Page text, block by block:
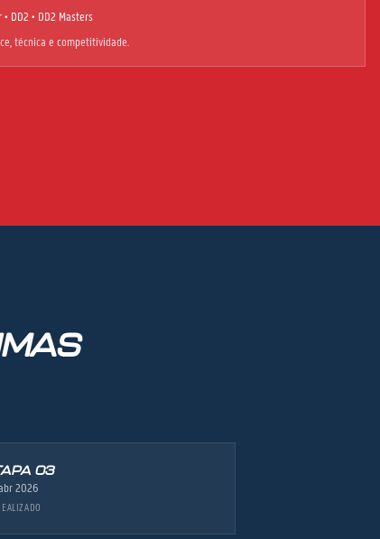
DD2 • DD2 Masters
técnica e competitividade.
03
2026